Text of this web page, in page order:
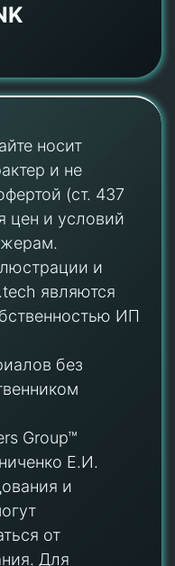
носит
и не
(ст. 437
цен и условий
и
являются
ИП
без
Group™
Е.И.
и
от
Для